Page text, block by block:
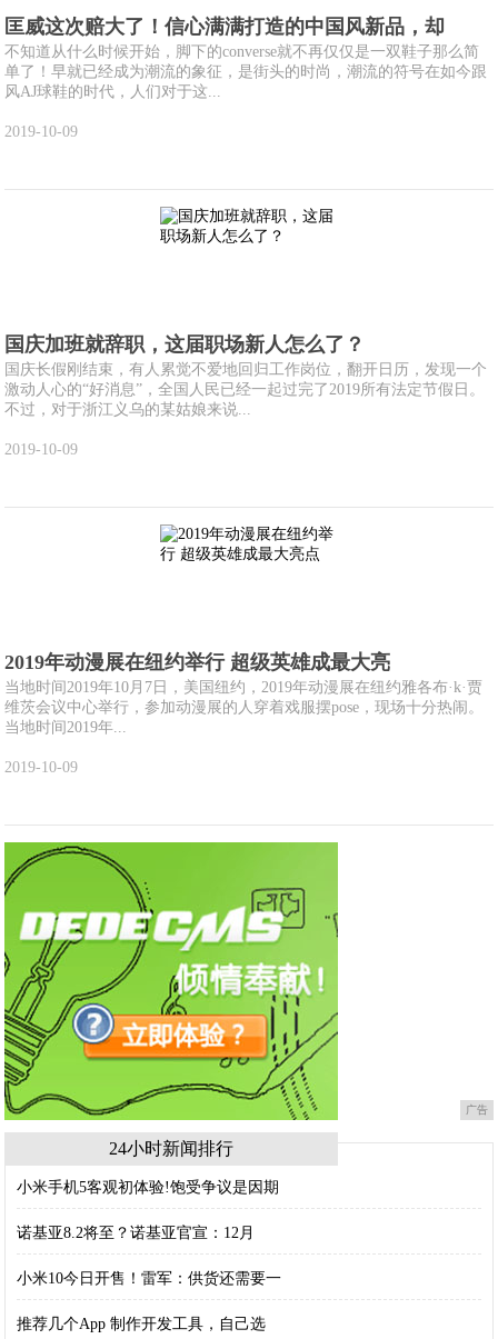
匡威这次赔大了！信心满满打造的中国风新品，却
不知道从什么时候开始，脚下的converse就不再仅仅是一双鞋子那么简
单了！早就已经成为潮流的象征，是街头的时尚，潮流的符号在如今跟
风AJ球鞋的时代，人们对于这...
2019-10-09
国庆加班就辞职，这届职场新人怎么了？
国庆长假刚结束，有人累觉不爱地回归工作岗位，翻开日历，发现一个
激动人心的“好消息”，全国人民已经一起过完了2019所有法定节假日。
不过，对于浙江义乌的某姑娘来说...
2019-10-09
2019年动漫展在纽约举行 超级英雄成最大亮
当地时间2019年10月7日，美国纽约，2019年动漫展在纽约雅各布·k·贾
维茨会议中心举行，参加动漫展的人穿着戏服摆pose，现场十分热闹。
当地时间2019年...
2019-10-09
广告
24小时新闻排行
小米手机5客观初体验!饱受争议是因期
诺基亚8.2将至？诺基亚官宣：12月
小米10今日开售！雷军：供货还需要一
推荐几个App 制作开发工具，自己选